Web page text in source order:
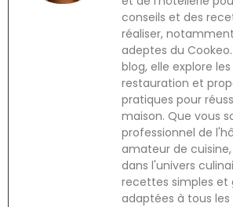
conseils et des
réaliser,
adeptes du
blog, elle explore
restauration et
pratiques pour
maison. Que vous
professionnel de
amateur de
dans l'univers
recettes simples et
adaptées à tous les